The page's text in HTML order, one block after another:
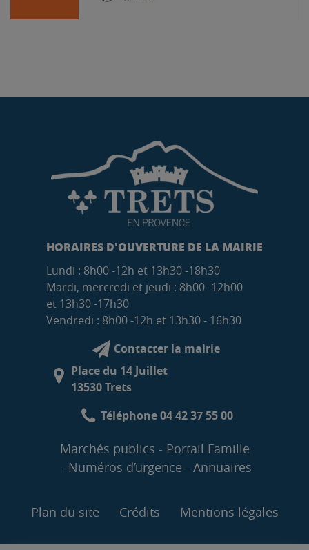
HORAIRES D'OUVERTURE DE LA MAIRIE
Lundi : 8h00 -12h et 13h30 -18h30
Mardi, mercredi et jeudi : 8h00 -12h00
et 13h30 -17h30
Vendredi : 8h00 -12h et 13h30 - 16h30
Contacter la mairie
Place du 14 Juillet
13530 Trets
Téléphone 04 42 37 55 00
Marchés publics
Portail Famille
Numéros d’urgence
Annuaires
Plan du site Crédits Mentions légales